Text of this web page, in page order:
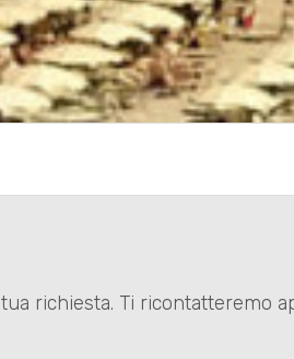
richiesta. Ti ricontatteremo